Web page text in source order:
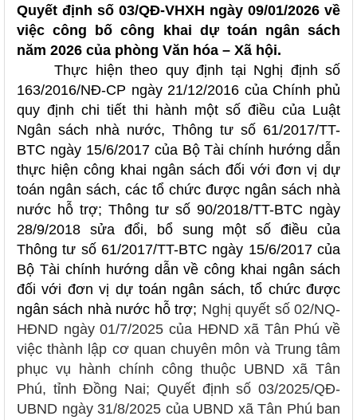
Quyết định số 03/QĐ-VHXH ngày 09/01/2026 về
việc công bố công khai dự toán ngân sách
năm 2026 của phòng Văn hóa – Xã hội.
Thực hiện theo quy định tại Nghị định số
163/2016/NĐ-CP ngày 21/12/2016 của Chính phủ
quy định chi tiết thi hành một số điều của Luật
Ngân sách nhà nước, Thông tư số 61/2017/TT-
BTC ngày 15/6/2017 của Bộ Tài chính hướng dẫn
thực hiện công khai ngân sách đối với đơn vị dự
toán ngân sách, các tổ chức được ngân sách nhà
nước hỗ trợ; Thông tư số 90/2018/TT-BTC ngày
28/9/2018 sửa đổi, bổ sung một số điều của
Thông tư số 61/2017/TT-BTC ngày 15/6/2017 của
Bộ Tài chính hướng dẫn về công khai ngân sách
đối với đơn vị dự toán ngân sách, tổ chức được
ngân sách nhà nước hỗ trợ; Nghị quyết số 02/NQ-
HĐND ngày 01/7/2025 của HĐND xã Tân Phú về
việc thành lập cơ quan chuyên môn và Trung tâm
phục vụ hành chính công thuộc UBND xã Tân
Phú, tỉnh Đồng Nai; Quyết định số 03/2025/QĐ-
UBND ngày 31/8/2025 của UBND xã Tân Phú ban